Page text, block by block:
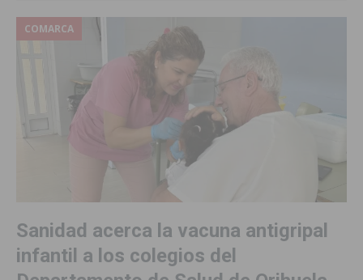
COMARCA
Sanidad acerca la vacuna antigripal
infantil a los colegios del